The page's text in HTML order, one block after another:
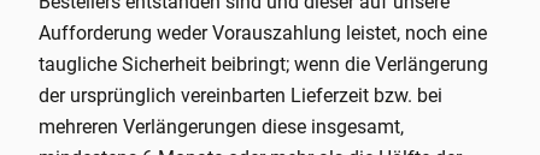
Aufforderung weder Vorauszahlung leistet, noch eine
taugliche Sicherheit beibringt; wenn die Verlängerung
der ursprünglich vereinbarten Lieferzeit bzw. bei
mehreren Verlängerungen diese insgesamt,